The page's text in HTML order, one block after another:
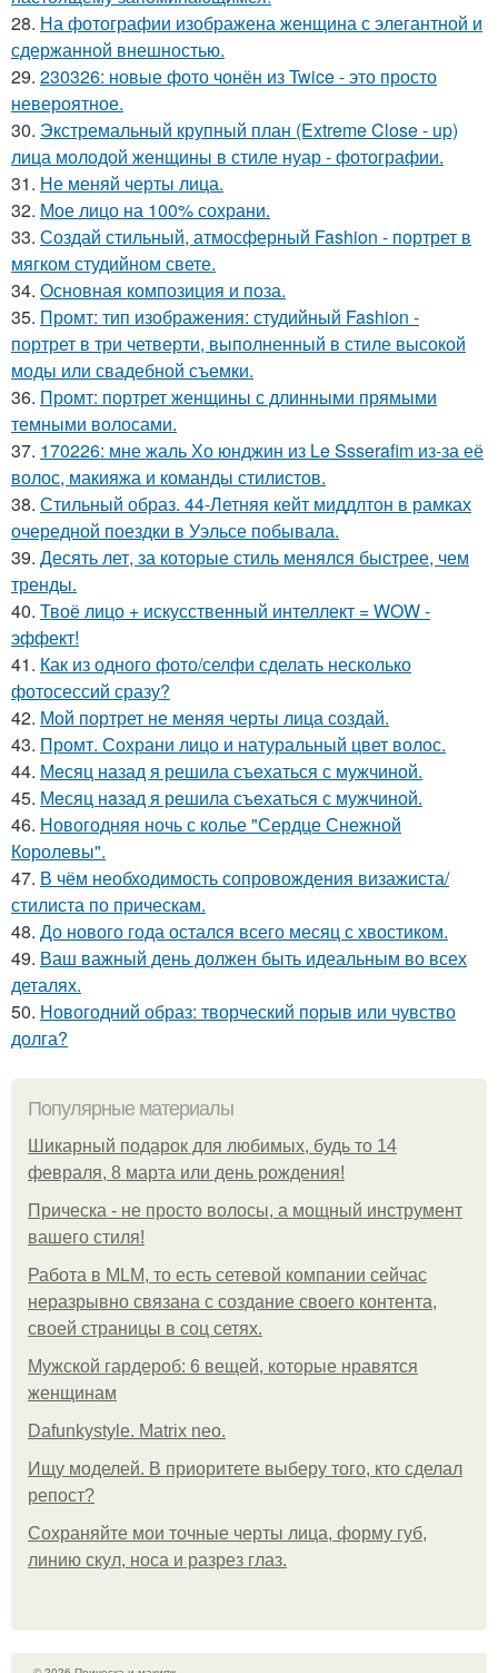
28. На фотографии изображена женщина с элегантной и
сдержанной внешностью.
29. 230326: новые фото чонён из Twice - это просто
невероятное.
30. Экстремальный крупный план (Extreme Close - up)
лица молодой женщины в стиле нуар - фотографии.
31. Не меняй черты лица.
32. Мое лицо на 100% сохрани.
33. Создай стильный, атмосферный Fashion - портрет в
мягком студийном свете.
34. Основная композиция и поза.
35. Промт: тип изображения: студийный Fashion -
портрет в три четверти, выполненный в стиле высокой
моды или свадебной съемки.
36. Промт: портрет женщины с длинными прямыми
темными волосами.
37. 170226: мне жаль Хо юнджин из Le Ssserafim из-за её
волос, макияжа и команды стилистов.
38. Стильный образ. 44-Летняя кейт миддлтон в рамках
очередной поездки в Уэльсе побывала.
39. Десять лет, за которые стиль менялся быстрее, чем
тренды.
40. Твоё лицо + искусственный интеллект = WOW -
эффект!
41. Как из одного фото/селфи сделать несколько
фотосессий сразу?
42. Мой портрет не меняя черты лица создай.
43. Промт. Сохрани лицо и натуральный цвет волос.
44. Мeсяц назад я решила съeхаться с мужчиной.
45. Мeсяц нaзад я рeшила съeхаться с мужчиной.
46. Новогодняя ночь с колье "Сердце Снежной
Королевы".
47. В чём необходимость сопровождения визажиста/
стилиста по прическам.
48. До нового года остался всего месяц с хвостиком.
49. Ваш важный день должен быть идеальным во всех
деталях.
50. Новогодний образ: творческий порыв или чувство
долга?
Популярные материалы
Шикарный подарок для любимых, будь то 14
февраля, 8 марта или день рождения!
Прическа - не просто волосы, а мощный инструмент
вашего стиля!
Работа в MLM, то есть сетевой компании сейчас
неразрывно связана с создание своего контента,
своей страницы в соц сетях.
Мужской гардероб: 6 вещей, которые нравятся
женщинам
Dafunkystyle. Matrix neo.
Ищу моделей. В приоритете выберу того, кто сделал
репост?
Сохраняйте мои точные черты лица, форму губ,
линию скул, носа и разрез глаз.